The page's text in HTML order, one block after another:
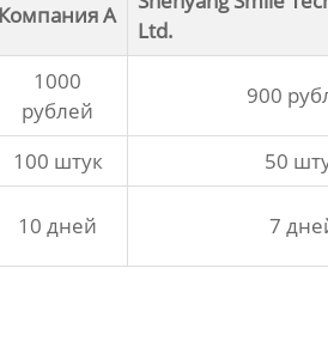
Компания A
Ltd.
1000
рублей
900
100 штук
50
10 дней 7